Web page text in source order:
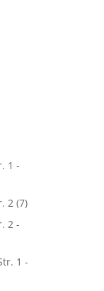
1 -
2 (7)
2 -
1 -